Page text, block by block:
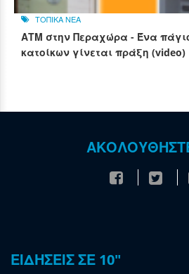
ΤΟΠΙΚΑ ΝΕΑ
ΑΤΜ στην Περαχώρα - Ένα
κατοίκων γίνεται πράξη (video)
ΕΙΔΗΣΕΙΣ ΣΕ 10"